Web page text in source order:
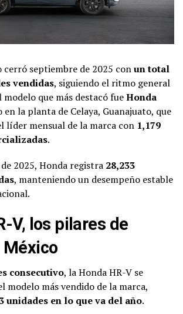
cerró septiembre de 2025 conun total
vendidas, siguiendo el ritmo general
que más destacó fueHonda
en la planta de Celaya, Guanajuato, que
líder mensual de la marca con 1,179
.
2025, Honda registra 28,233
, manteniendo un desempeño estable
V, los pilares de
México
consecutivo, la Honda HR-V se
modelo más vendido de la marca,
unidades en lo que va del año.